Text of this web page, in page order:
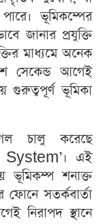
ভূমিকম্পের
জানার প্রযুক্তি
মাধ্যমে অনেক
সেকেন্ড আগেই
গুরুত্বপূর্ণ ভূমিকা
চালু করেছে
এই
ভূমিকম্প শনাক্ত
ফোনে সতর্কবার্তা
নিরাপদ স্থানে